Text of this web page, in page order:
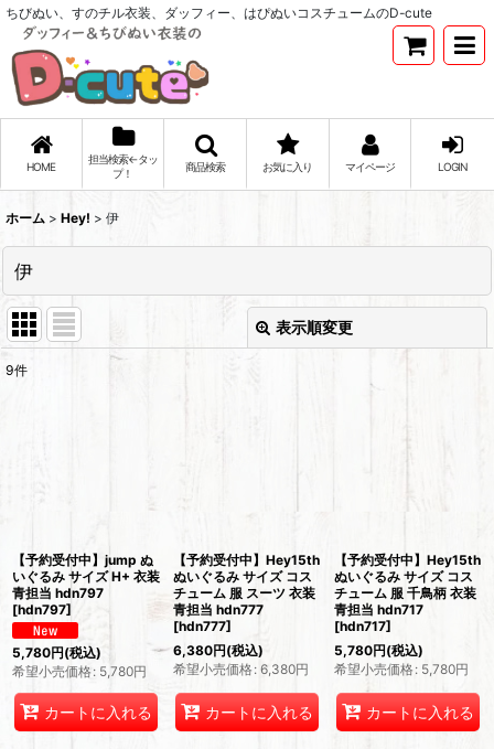
ちびぬい、すのチル衣装、ダッフィー、はぴぬいコスチュームのD-cute
HOME
担当検索←タッ
プ！
商品検索 お気に入り マイページ LOGIN
ホーム > Hey! > 伊
伊
表示順変更
9件
【予約受付中】jump ぬ
いぐるみ サイズ H+ 衣装
青担当 hdn797
[hdn797]
5,780円(税込)
希望小売価格: 5,780円
カートに入れる
【予約受付中】Hey15th
ぬいぐるみ サイズ コス
チューム 服 スーツ 衣装
青担当 hdn777
[hdn777]
6,380円(税込)
希望小売価格: 6,380円
カートに入れる
【予約受付中】Hey15th
ぬいぐるみ サイズ コス
チューム 服 千鳥柄 衣装
青担当 hdn717
[hdn717]
5,780円(税込)
希望小売価格: 5,780円
カートに入れる